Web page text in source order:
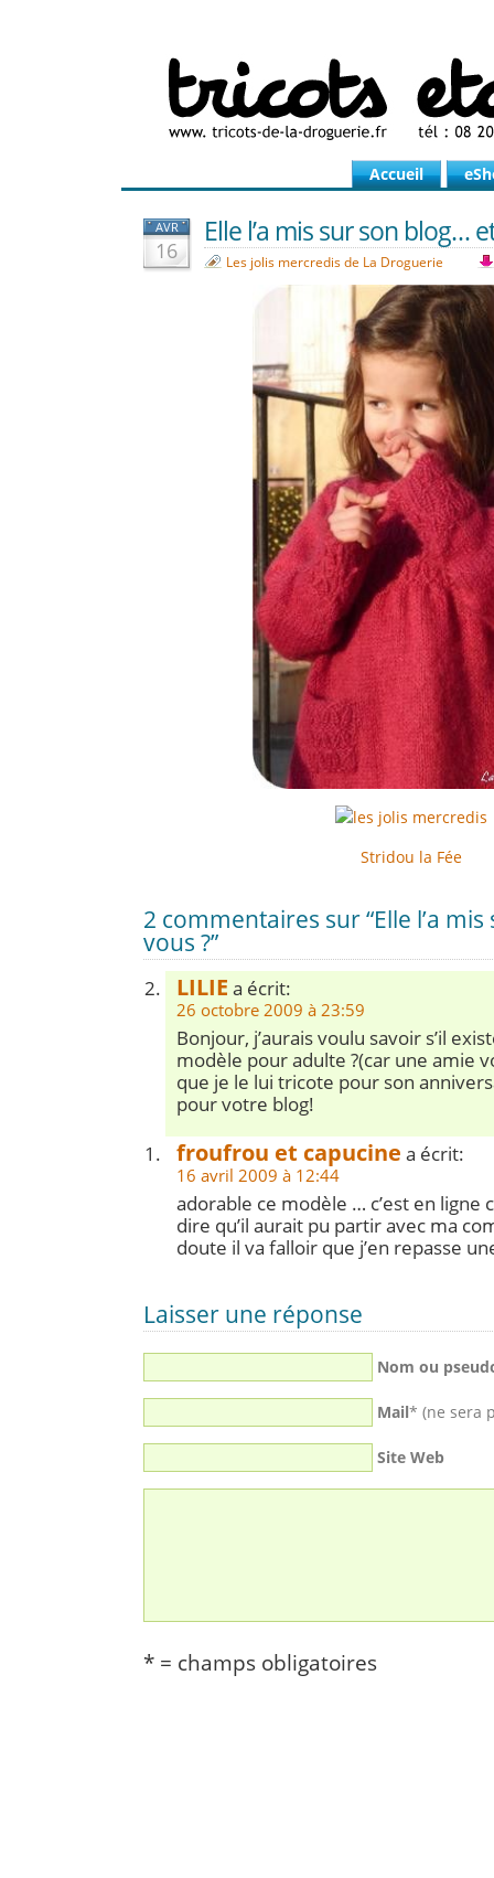
Accueil
AVR
16
Elle l’a mis sur son blog…
Les jolis mercredis de La Droguerie
Stridou la Fée
2 commentaires sur “Elle l’a
vous ?”
LILIE a écrit:
26 octobre 2009 à 23:59
Bonjour, j’aurais voulu savoir s’il
modèle pour adulte ?(car une amie
que je le lui tricote pour son
pour votre blog!
froufrou et capucine a écrit:
16 avril 2009 à 12:44
adorable ce modèle … c’est en ligne
dire qu’il aurait pu partir avec ma
doute il va falloir que j’en repasse
Laisser une réponse
Nom ou
Mail* (ne sera
Site Web
* = champs obligatoires